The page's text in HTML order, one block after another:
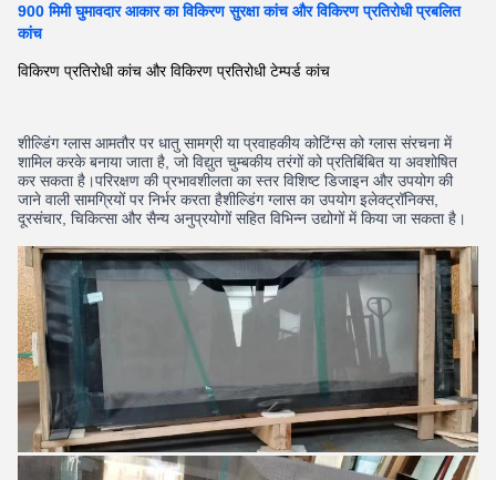
900 मिमी घुमावदार आकार का विकिरण सुरक्षा कांच और विकिरण प्रतिरोधी प्रबलित
कांच
विकिरण प्रतिरोधी कांच और विकिरण प्रतिरोधी टेम्पर्ड कांच
शील्डिंग ग्लास आमतौर पर धातु सामग्री या प्रवाहकीय कोटिंग्स को ग्लास संरचना में
शामिल करके बनाया जाता है, जो विद्युत चुम्बकीय तरंगों को प्रतिबिंबित या अवशोषित
कर सकता है।परिरक्षण की प्रभावशीलता का स्तर विशिष्ट डिजाइन और उपयोग की
जाने वाली सामग्रियों पर निर्भर करता हैशील्डिंग ग्लास का उपयोग इलेक्ट्रॉनिक्स,
दूरसंचार, चिकित्सा और सैन्य अनुप्रयोगों सहित विभिन्न उद्योगों में किया जा सकता है।